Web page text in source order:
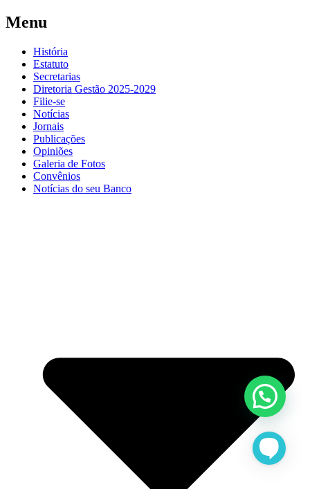
Menu
História
Estatuto
Secretarias
Diretoria Gestão 2025-2029
Filie-se
Notícias
Jornais
Publicações
Opiniões
Galeria de Fotos
Convênios
Notícias do seu Banco